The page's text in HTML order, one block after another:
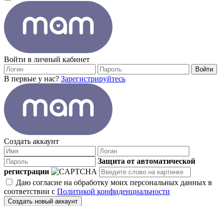
Войти в личный кабинет
Войти
В первые у нас? Зарегистрируйтесь
Создать аккаунт
Защита от автоматической
регистрации
Даю согласие на обработку моих персональных данных в
соответствии с Политикой конфиденциальности
Создать новый аккаунт